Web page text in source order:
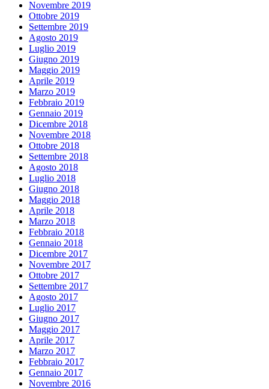
Novembre 2019
Ottobre 2019
Settembre 2019
Agosto 2019
Luglio 2019
Giugno 2019
Maggio 2019
Aprile 2019
Marzo 2019
Febbraio 2019
Gennaio 2019
Dicembre 2018
Novembre 2018
Ottobre 2018
Settembre 2018
Agosto 2018
Luglio 2018
Giugno 2018
Maggio 2018
Aprile 2018
Marzo 2018
Febbraio 2018
Gennaio 2018
Dicembre 2017
Novembre 2017
Ottobre 2017
Settembre 2017
Agosto 2017
Luglio 2017
Giugno 2017
Maggio 2017
Aprile 2017
Marzo 2017
Febbraio 2017
Gennaio 2017
Novembre 2016